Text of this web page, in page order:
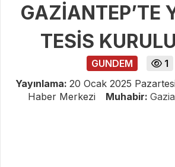
GAZİANTEP’TE
TESİS
GUNDEM
1
Yayınlama: 20 Ocak 2025
Haber Merkezi
Muhabir: